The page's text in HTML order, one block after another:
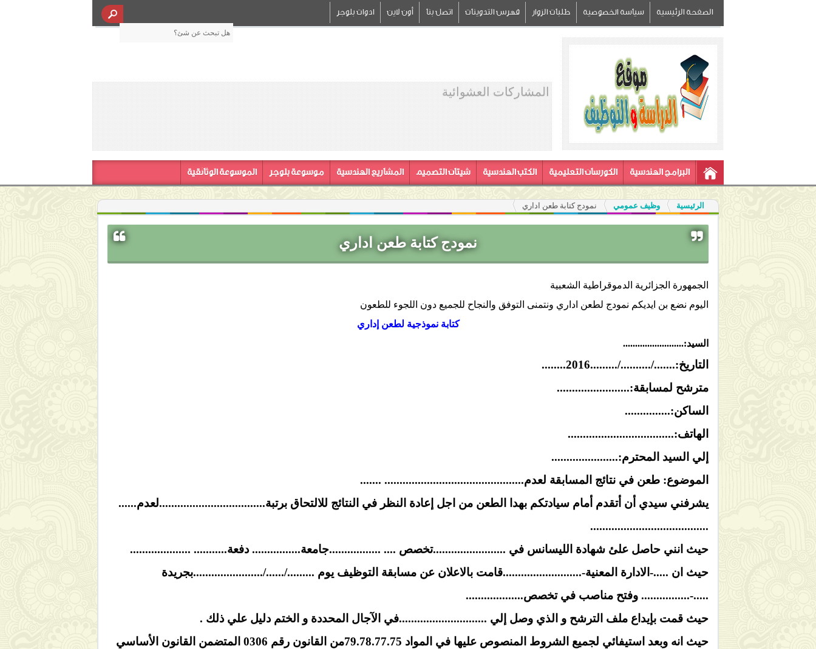
الصفحة الرئيسية سياسة الخصوصية طلبات الزوار فهرس التدوينات اتصل بنا أون لاين ادوات بلوجر
المشاركات العشوائية
البرامج الهندسية الكورسات التعليمية الكتب الهندسية شيتات التصميم المشاريع الهندسية موسوعة بلوجر الموسوعة الوثائقية
الرئيسية وظيف عمومي نمودج كتابة طعن اداري
نمودج كتابة طعن اداري
الجمهورة الجزائرية الدموقراطية الشعبية
اليوم نضع بن ايديكم نمودج لطعن اداري ونتمنى التوفق والنجاح للجميع دون اللجوء للطعون
كتابة نموذجية لطعن إداري
السيد:
.
........................
التاريخ:
......./........../.........2016........
مترشح لمسابقة:
........................
الساكن:...............
الهاتف:
...................................
إلي السيد المحترم:
......................
الموضوع: طعن في نتائج المسابقة لعدم.............................................. .......
يشرفني سيدي أن أتقدم أمام سيادتكم بهدا الطعن من اجل إعادة النظر في النتائج للالتحاق برتبة...................................لعدم......
.......................................
حيث انني حاصل علئ شهادة الليسانس في ........................تخصص .... .................جامعة................ دفعة........... ....................
حيث ان .....-الادارة المعنية-..........................قامت بالاعلان عن مسابقة التوظيف يوم ........./....../.......................بجريدة
.....-................ وفتح مناصب في تخصص...................
حيث قمت بإيداع ملف الترشح و الذي وصل إلي .............................في الآجال المحددة و الختم دليل علي ذلك .
حيث انه وبعد استيفائي لجميع الشروط المنصوص عليها في المواد 79.78.77.75من القانون رقم 0306 المتضمن القانون الأساسي